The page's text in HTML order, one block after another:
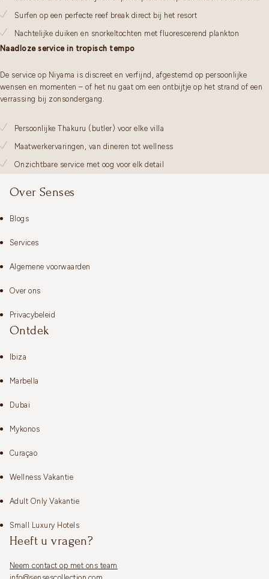
Surfen op een perfecte reef break direct bij het resort
Nachtelijke duiken en snorkeltochten met fluorescerend plankton
Naadloze service in tropisch tempo
De service op Niyama is discreet en verfijnd, afgestemd op persoonlijke
wensen en momenten – of het nu gaat om een ontbijtje op het strand of een
verrassing bij zonsondergang.
Persoonlijke Thakuru (butler) voor elke villa
Maatwerkervaringen, van dineren tot wellness
Onzichtbare service met oog voor elk detail
Over Senses
Blogs
Services
Algemene voorwaarden
Over ons
Privacybeleid
Ontdek
Ibiza
Marbella
Dubai
Mykonos
Curaçao
Wellness Vakantie
Adult Only Vakantie
Small Luxury Hotels
Heeft u vragen?
Neem contact op met ons team